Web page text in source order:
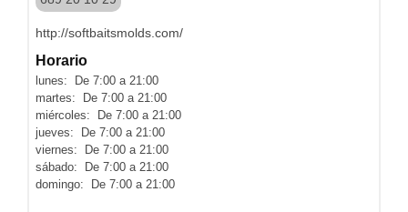
http://softbaitsmolds.com/
Horario
lunes: De 7:00 a 21:00
martes: De 7:00 a 21:00
miércoles: De 7:00 a 21:00
jueves: De 7:00 a 21:00
viernes: De 7:00 a 21:00
sábado: De 7:00 a 21:00
domingo: De 7:00 a 21:00